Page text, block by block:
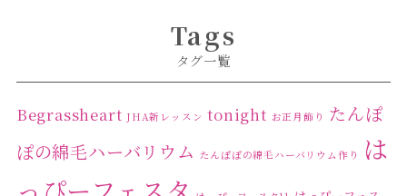
Tags
タグ一覧
Begrassheart JHA新レッスン tonight お正月飾り たんぽ
ぽの綿毛ハーバリウム たんぽぽの綿毛ハーバリウム作り
は